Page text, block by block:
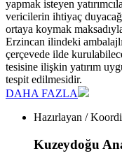
yapmak isteyen
vericilerin ihtiyaç
ortaya koymak
Erzincan ilindeki
çerçevede ilde
tesisine ilişkin yatırım
tespit edilmesidir.
DAHA FAZLA
Hazırlayan /
Kuzeydoğu